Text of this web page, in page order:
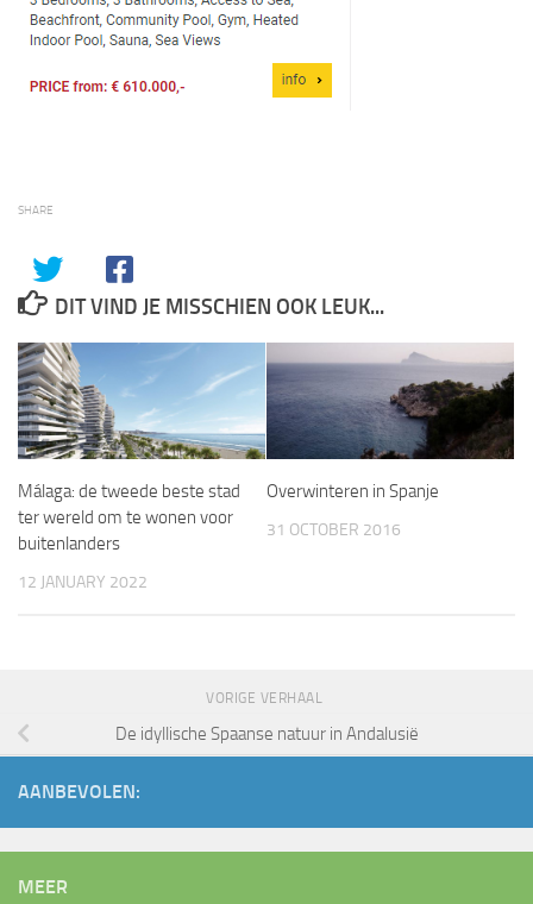
SHARE
DIT VIND JE MISSCHIEN OOK LEUK...
Málaga: de tweede beste stad
ter wereld om te wonen voor
buitenlanders
12 JANUARY 2022
Overwinteren in Spanje
31 OCTOBER 2016
VORIGE VERHAAL
De idyllische Spaanse natuur in Andalusië
AANBEVOLEN:
MEER